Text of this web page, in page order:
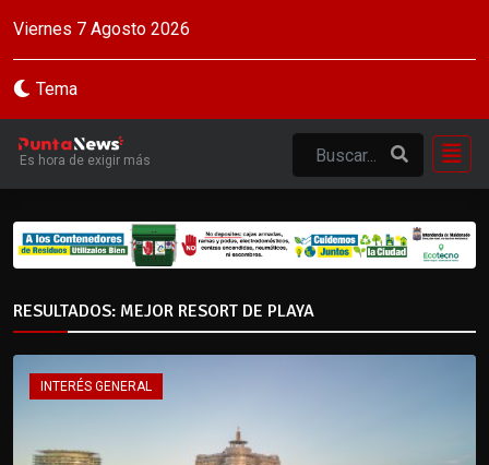
Viernes 7 Agosto 2026
Tema
Es hora de exigir más
RESULTADOS: MEJOR RESORT DE PLAYA
INTERÉS GENERAL